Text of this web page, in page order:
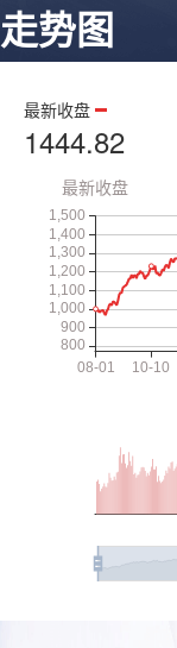
走势图
最新收盘
1444.82